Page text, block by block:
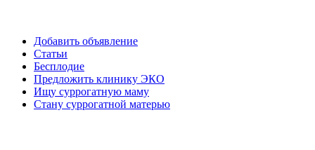
Добавить объявление
Статьи
Бесплодие
Предложить клинику ЭКО
Ищу суррогатную маму
Стану суррогатной матерью